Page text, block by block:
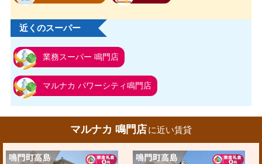
近くのスーパー
業務スーパー 鳴門店
マルナカ パワーシティ鳴門店
マルナカ 鳴門店に近い賃貸